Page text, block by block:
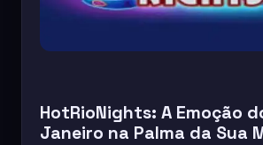
HotRioNights: A Emoção
Janeiro na Palma da Sua